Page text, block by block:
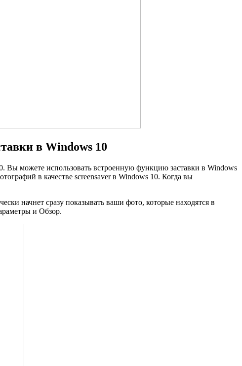
в Windows 10
Вы можете использовать встроенную функцию заставки в Windows
в качестве screensaver в Windows 10. Когда вы
начнет сразу показывать ваши фото, которые находятся в
и Обзор.